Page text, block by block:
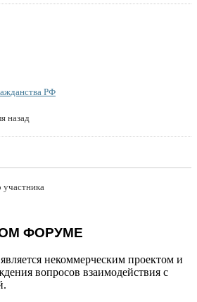
РФ
назад
ФОРУМЕ
некоммерческим проектом и
вопросов взаимодействия с